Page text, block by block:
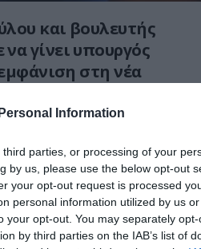
Information
parties, or processing of your
by us, please use the below opt-out
your opt-out request is processed
personal information utilized by us
your opt-out. You may separately
by third parties on the IAB’s list of
και βουλευτής
γίνει υπουργός
στη νέα
επικείμενων
Χίο όπου ΚΑΙ